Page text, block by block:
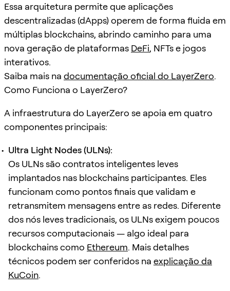
Essa arquitetura permite que aplicações
descentralizadas (dApps) operem de forma fluida em
múltiplas blockchains, abrindo caminho para uma
nova geração de plataformas DeFi, NFTs e jogos
interativos.
Saiba mais na documentação oficial do LayerZero.
Como Funciona o LayerZero?
A infraestrutura do LayerZero se apoia em quatro
componentes principais:
Ultra Light Nodes (ULNs):
Os ULNs são contratos inteligentes leves
implantados nas blockchains participantes. Eles
funcionam como pontos finais que validam e
retransmitem mensagens entre as redes. Diferente
dos nós leves tradicionais, os ULNs exigem poucos
recursos computacionais — algo ideal para
blockchains como Ethereum. Mais detalhes
técnicos podem ser conferidos na explicação da
KuCoin.